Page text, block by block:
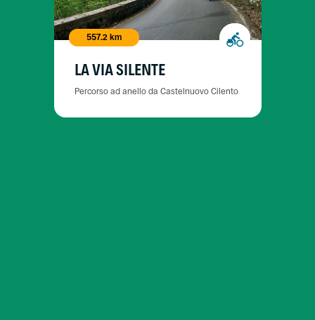
557.2 km
LA VIA SILENTE
Percorso ad anello da Castelnuovo Cilento